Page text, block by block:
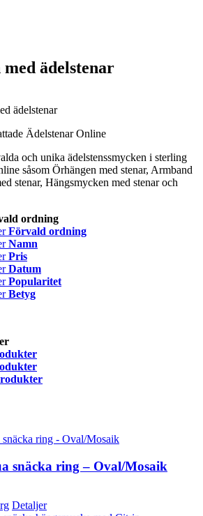
ädelstenar
ädelstenar
Ädelstenar Online
och unika ädelstenssmycken i sterling
såsom Örhängen med stenar, Armband
stenar, Hängsmycken med stenar och
ordning
Förvald ordning
Namn
Pris
Datum
Popularitet
Betyg
snäcka ring – Oval/Mosaik
Detaljer